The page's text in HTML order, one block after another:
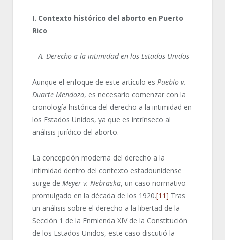
I. Contexto histórico del aborto en Puerto
Rico
A. Derecho a la intimidad en los Estados Unidos
Aunque el enfoque de este artículo es Pueblo v.
Duarte Mendoza, es necesario comenzar con la
cronología histórica del derecho a la intimidad en
los Estados Unidos, ya que es intrínseco al
análisis jurídico del aborto.
La concepción moderna del derecho a la
intimidad dentro del contexto estadounidense
surge de Meyer v. Nebraska, un caso normativo
promulgado en la década de los 1920.[11] Tras
un análisis sobre el derecho a la libertad de la
Sección 1 de la Enmienda XIV de la Constitución
de los Estados Unidos, este caso discutió la